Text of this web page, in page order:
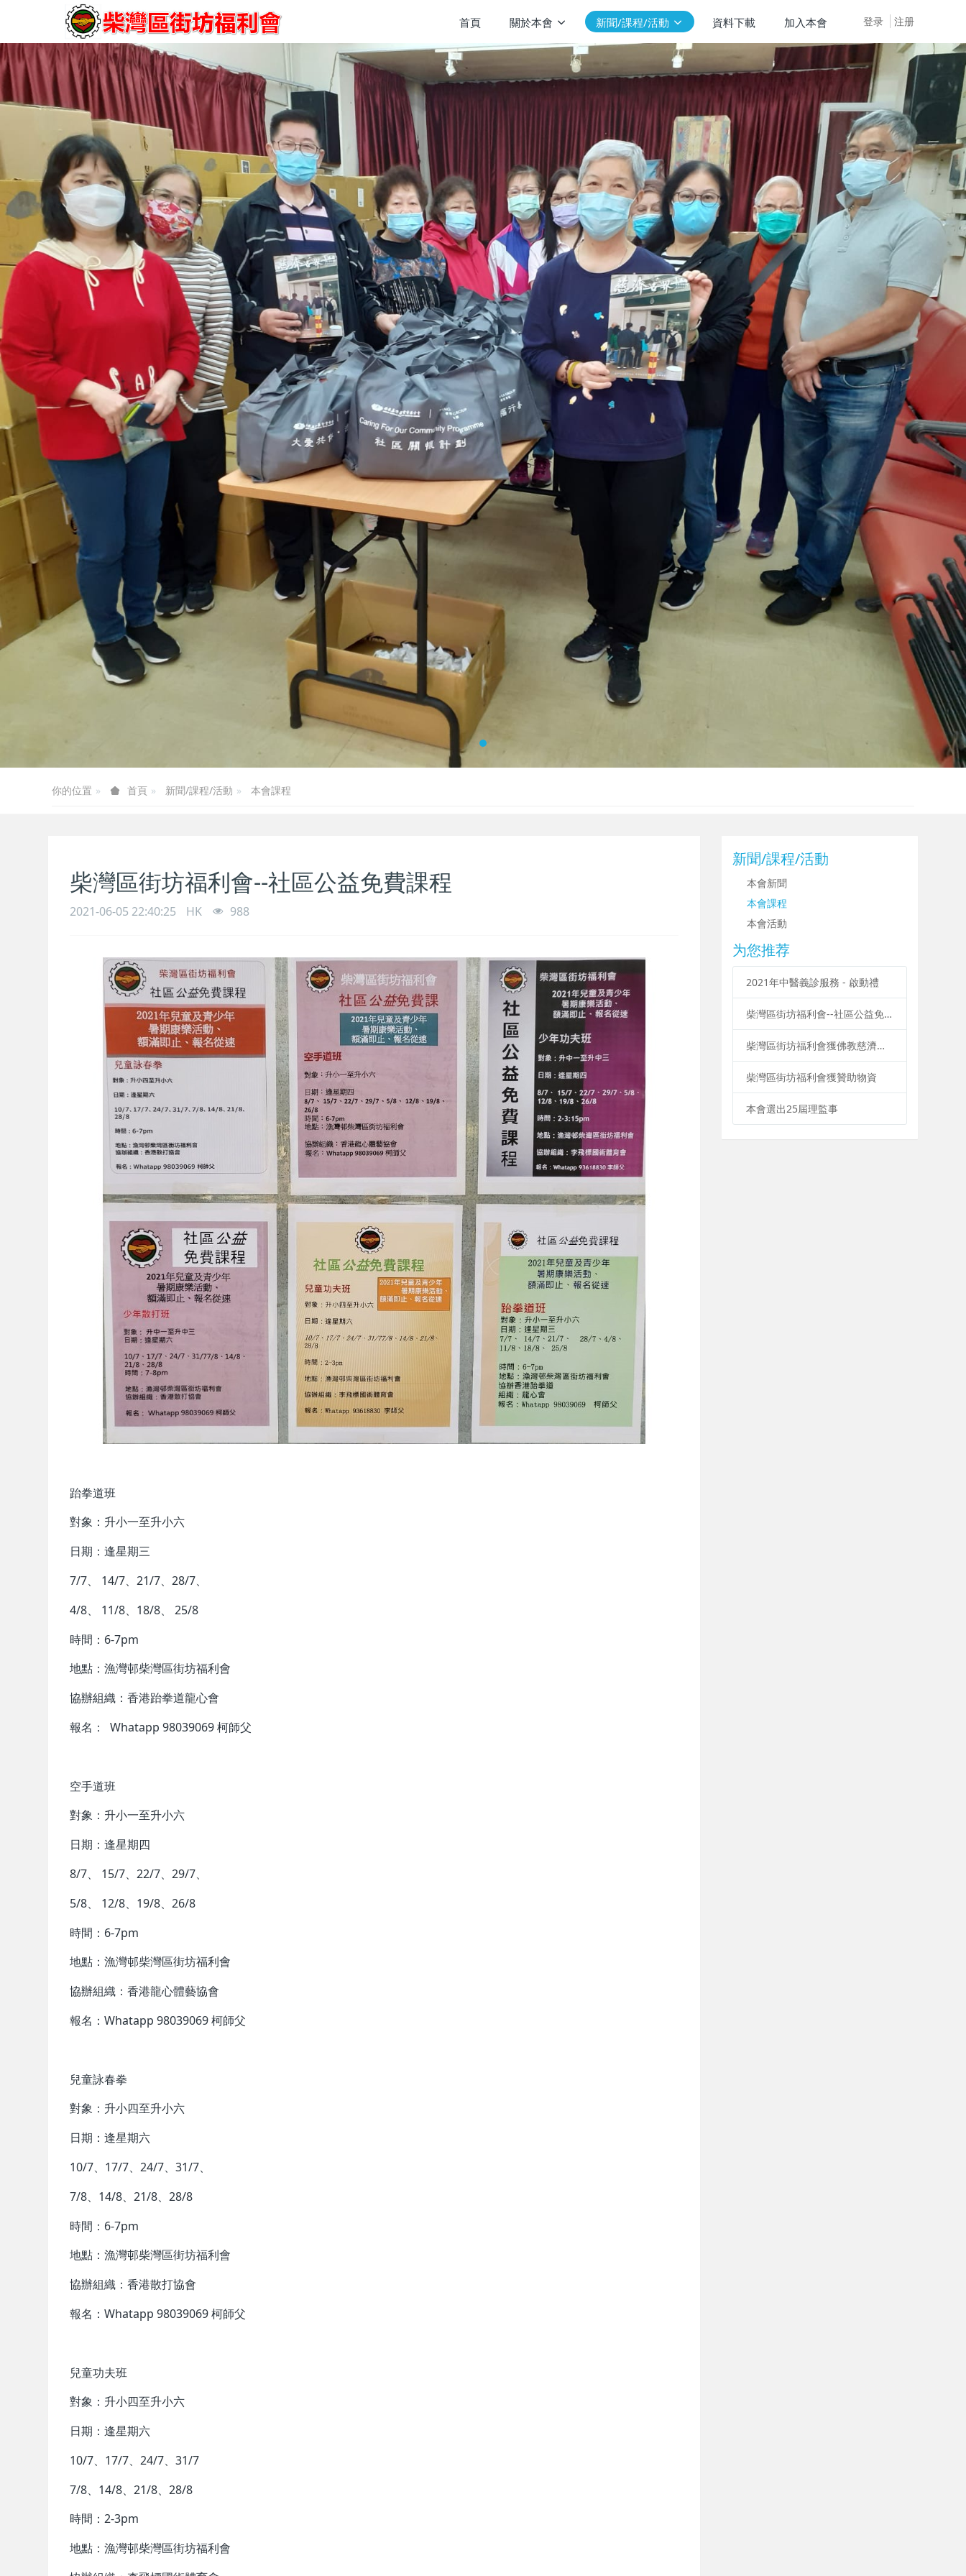
登录 注册
首頁 關於本會 新聞/課程/活動 資料下載 加入本會
你的位置 首頁 新聞/課程/活動 本會課程
柴灣區街坊福利會--社區公益免費課程
2021-06-05 22:40:25 HK 988
跆拳道班
對象：升小一至升小六
日期：逢星期三
7/7、 14/7、21/7、28/7、
4/8、 11/8、18/8、 25/8
時間：6-7pm
地點：漁灣邨柴灣區街坊福利會
協辦組織：香港跆拳道龍心會
報名： Whatapp 98039069 柯師父
空手道班
對象：升小一至升小六
日期：逢星期四
8/7、 15/7、22/7、29/7、
5/8、 12/8、19/8、26/8
時間：6-7pm
地點：漁灣邨柴灣區街坊福利會
協辦組織：香港龍心體藝協會
報名：Whatapp 98039069 柯師父
兒童詠春拳
對象：升小四至升小六
日期：逢星期六
10/7、17/7、24/7、31/7、
7/8、14/8、21/8、28/8
時間：6-7pm
地點：漁灣邨柴灣區街坊福利會
協辦組織：香港散打協會
報名：Whatapp 98039069 柯師父
兒童功夫班
對象：升小四至升小六
日期：逢星期六
10/7、17/7、24/7、31/7
7/8、14/8、21/8、28/8
時間：2-3pm
地點：漁灣邨柴灣區街坊福利會
新聞/課程/活動
本會新聞
本會課程
本會活動
为您推荐
2021年中醫義診服務 - 啟動禮
柴灣區街坊福利會--社區公益免費課程
柴灣區街坊福利會獲佛教慈濟基金會香港分會贊助大量物資
柴灣區街坊福利會獲贊助物資
本會選出25屆理監事